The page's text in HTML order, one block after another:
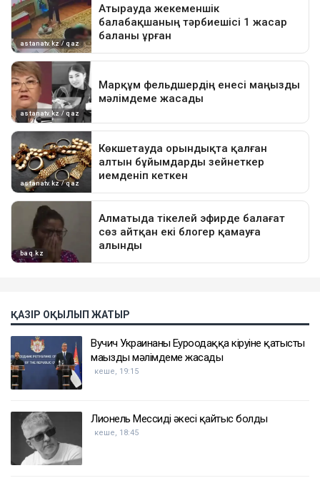
ҚАЗІР ОҚЫЛЫП ЖАТЫР
Вучич Украинаның Еуроодаққа кіруіне қатысты
маңызды мәлімдеме жасады
кеше, 19:15
Лионель Мессидің әкесі қайтыс болды
кеше, 18:45